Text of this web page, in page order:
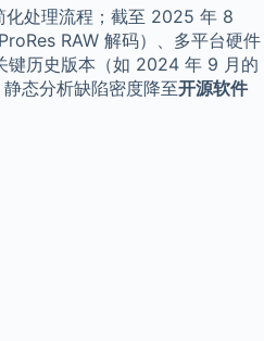
化处理流程；截至 2025 年 8
RAW 解码）、多平台硬件
键历史版本（如 2024 年 9 月的
态分析缺陷密度降至开源软件